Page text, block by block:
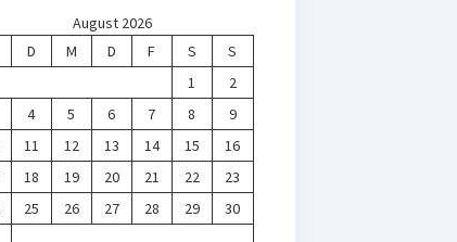
August 2026
D M D F S
S
1
2
4 5 6 7 8
9
11 12 13 14 15
16
18 19 20 21 22
23
25 26 27 28 29
30